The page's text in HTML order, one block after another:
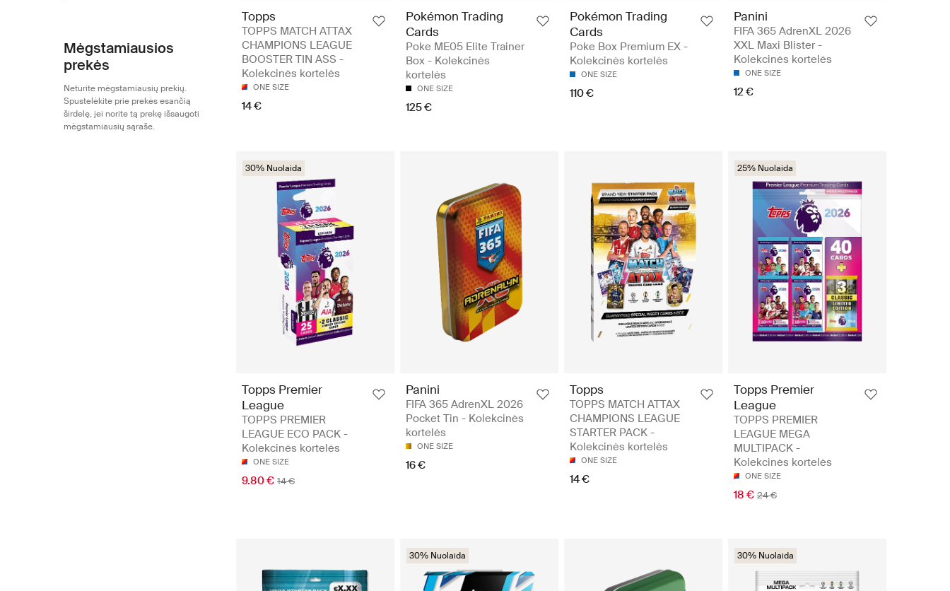
Mėgstamiausios
prekės
Neturite mėgstamiausių prekių.
Spustelėkite prie prekės esančią
širdelę, jei norite tą prekę išsaugoti
mėgstamiausių sąraše.
Topps
TOPPS MATCH ATTAX
CHAMPIONS LEAGUE
BOOSTER TIN ASS -
Kolekcinės kortelės
ONE SIZE
14 €
Pokémon Trading
Cards
Poke ME05 Elite Trainer
Box - Kolekcinės
kortelės
ONE SIZE
125 €
Pokémon Trading
Cards
Poke Box Premium EX -
Kolekcinės kortelės
ONE SIZE
110 €
Panini
FIFA 365 AdrenXL 2026
XXL Maxi Blister -
Kolekcinės kortelės
ONE SIZE
12 €
30% Nuolaida
Topps Premier
League
TOPPS PREMIER
LEAGUE ECO PACK -
Kolekcinės kortelės
ONE SIZE
9.80 € 14 €
Panini
FIFA 365 AdrenXL 2026
Pocket Tin - Kolekcinės
kortelės
ONE SIZE
16 €
Topps
TOPPS MATCH ATTAX
CHAMPIONS LEAGUE
STARTER PACK -
Kolekcinės kortelės
ONE SIZE
14 €
25% Nuolaida
Topps Premier
League
TOPPS PREMIER
LEAGUE MEGA
MULTIPACK -
Kolekcinės kortelės
ONE SIZE
18 € 24 €
30% Nuolaida 30% Nuolaida